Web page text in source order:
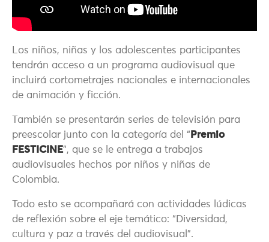
Los niños, niñas y los adolescentes participantes
tendrán acceso a un programa audiovisual que
incluirá cortometrajes nacionales e internacionales
de animación y ficción.
También se presentarán series de televisión para
preescolar junto con la categoría del “ Premio
FESTICINE”, que se le entrega a trabajos
audiovisuales hechos por niños y niñas de
Colombia.
Todo esto se acompañará con actividades lúdicas
de reflexión sobre el eje temático: “Diversidad,
cultura y paz a través del audiovisual”.